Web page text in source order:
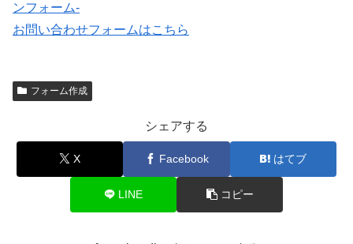
ンフォーム-
お問い合わせフォームはこちら
フォーム作成
シェアする
X Facebook はてブ
LINE コピー